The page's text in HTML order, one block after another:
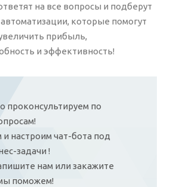
на все вопросы и подберут
которые помогут
прибыль,
и эффективность!
проконсультируем по
настроим чат-бота под
задачи !
нам или закажите
поможем!